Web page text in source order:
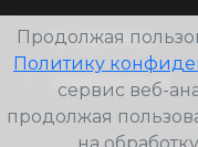
Вс.: выходной
+7(8152) 25-30-58
Продолжая
Политику
сервис веб-
продолжая